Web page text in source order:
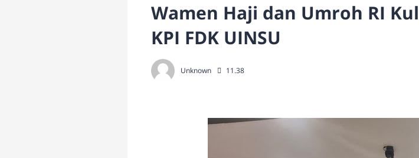
Wamen Haji dan Umroh RI
KPI FDK UINSU
Unknown 11.38